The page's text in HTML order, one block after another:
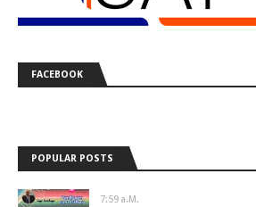
FACEBOOK
POPULAR POSTS
7:59 A.m.